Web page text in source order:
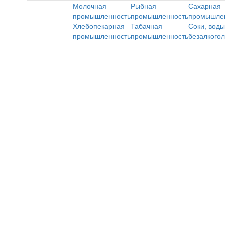
Молочная
промышленность
Рыбная
промышленность
Сахарная
Хлебопекарная
промышленность
Табачная
промышленность
Соки,